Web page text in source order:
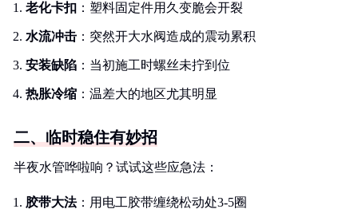
老化卡扣 ：塑料固定件用久变脆会开裂
水流冲击 ：突然开大水阀造成的震动累积
安装缺陷 ：当初施工时螺丝未拧到位
热胀冷缩 ：温差大的地区尤其明显
二、临时稳住有妙招
半夜水管哗啦响？试试这些应急法：
胶带大法：用电工胶带缠绕松动处3-5圈